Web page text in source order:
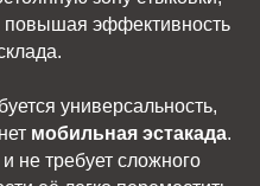
повышая эффективность
универсальность,
мобильная эстакада.
не требует сложного